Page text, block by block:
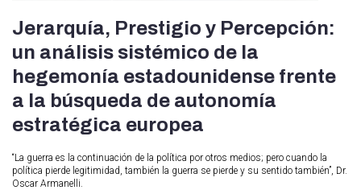
Jerarquía, Prestigio y Percepción:
un análisis sistémico de la
hegemonía estadounidense frente
a la búsqueda de autonomía
estratégica europea
“La guerra es la continuación de la política por otros medios; pero cuando la
política pierde legitimidad, también la guerra se pierde y su sentido también”, Dr.
Oscar Armanelli.